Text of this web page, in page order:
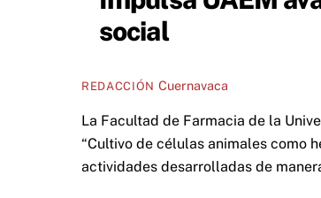
social
REDACCIÓN Cuernavaca
La Facultad de Farmacia de la
“Cultivo de células animales como
actividades desarrolladas de